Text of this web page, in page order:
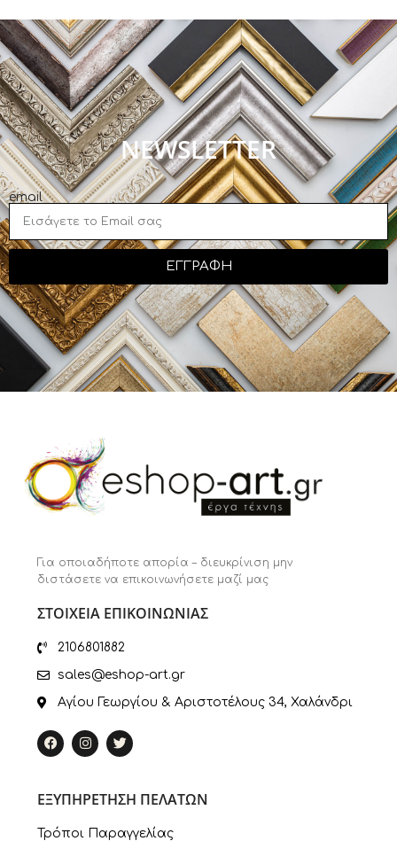
NEWSLETTER
email
ΕΓΓΡΑΦΗ
Για οποιαδήποτε απορία – διευκρίνιση μην
διστάσετε να επικοινωνήσετε μαζί μας
ΣΤΟΙΧΕΙΑ ΕΠΙΚΟΙΝΩΝΙΑΣ
2106801882
sales@eshop-art.gr
Αγίου Γεωργίου & Αριστοτέλους 34, Χαλάνδρι
ΕΞΥΠΗΡΕΤΗΣΗ ΠΕΛΑΤΩΝ
Τρόποι Παραγγελίας